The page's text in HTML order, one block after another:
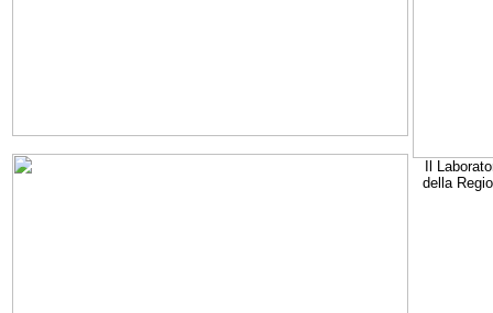
Il
della